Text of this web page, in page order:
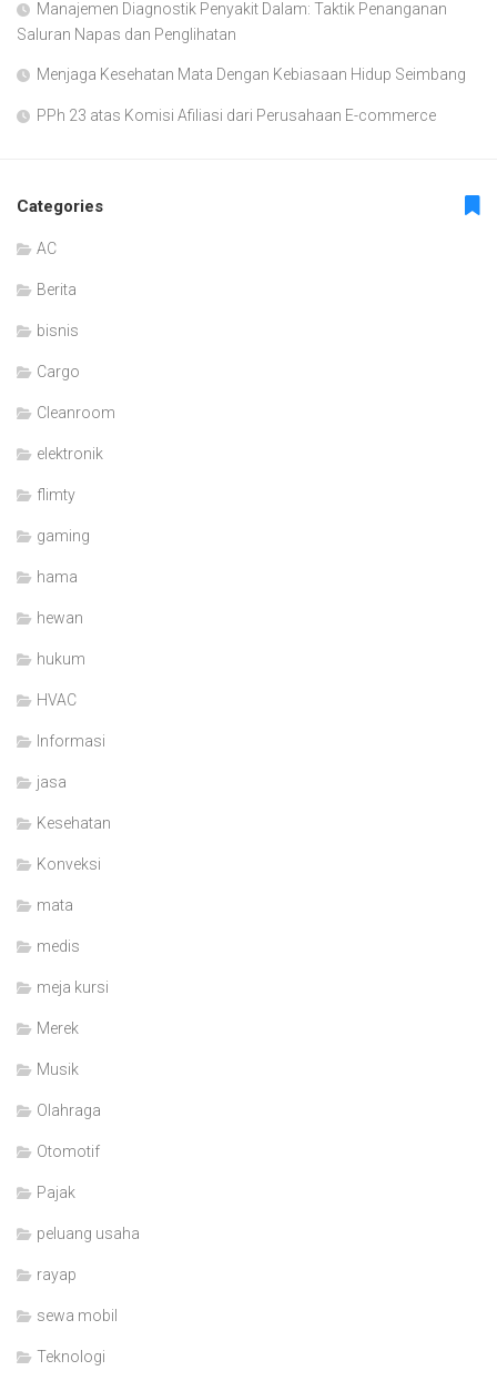
Manajemen Diagnostik Penyakit Dalam: Taktik Penanganan
Saluran Napas dan Penglihatan
Menjaga Kesehatan Mata Dengan Kebiasaan Hidup Seimbang
PPh 23 atas Komisi Afiliasi dari Perusahaan E-commerce
Categories
AC
Berita
bisnis
Cargo
Cleanroom
elektronik
flimty
gaming
hama
hewan
hukum
HVAC
Informasi
jasa
Kesehatan
Konveksi
mata
medis
meja kursi
Merek
Musik
Olahraga
Otomotif
Pajak
peluang usaha
rayap
sewa mobil
Teknologi